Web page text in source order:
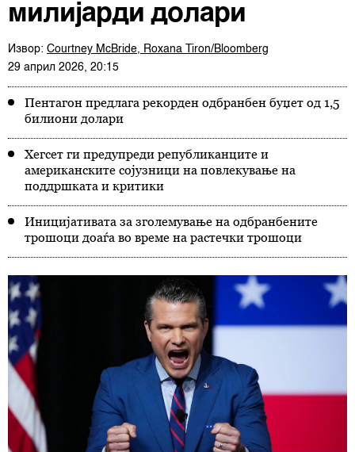
милијарди долари
Извор: Courtney McBride, Roxana Tiron/Bloomberg
29 април 2026, 20:15
Пентагон предлага рекорден одбранбен буџет од 1,5
билиони долари
Хегсет ги предупреди републиканците и
американските сојузници на повлекување на
поддршката и критики
Иницијативата за зголемување на одбранбените
трошоци доаѓа во време на растечки трошоци